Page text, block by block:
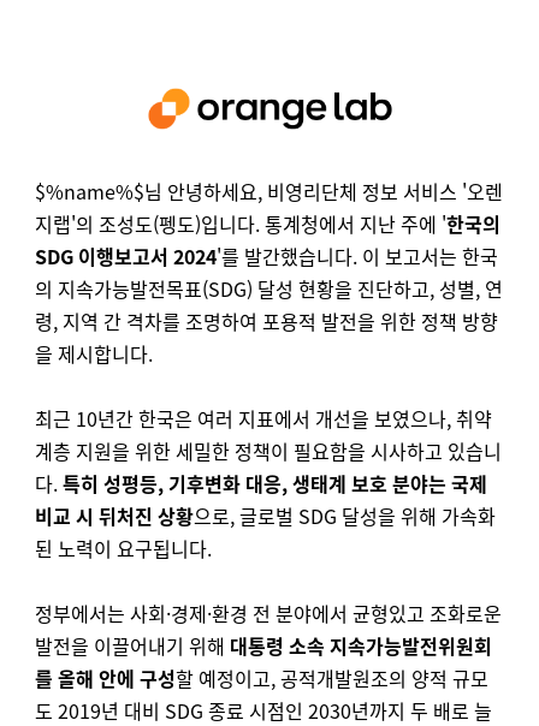
$%name%$님 안녕하세요, 비영리단체 정보 서비스 '오렌
지랩'의 조성도(펭도)입니다. 통계청에서 지난 주에 '한국의
SDG 이행보고서 2024'를 발간했습니다. 이 보고서는 한국
의 지속가능발전목표(SDG) 달성 현황을 진단하고, 성별, 연
령, 지역 간 격차를 조명하여 포용적 발전을 위한 정책 방향
을 제시합니다.
최근 10년간 한국은 여러 지표에서 개선을 보였으나, 취약
계층 지원을 위한 세밀한 정책이 필요함을 시사하고 있습니
다.특히 성평등, 기후변화 대응, 생태계 보호 분야는 국제
비교 시 뒤처진 상황으로, 글로벌 SDG 달성을 위해 가속화
된 노력이 요구됩니다.
정부에서는 사회·경제·환경 전 분야에서 균형있고 조화로운
발전을 이끌어내기 위해 대통령 소속 지속가능발전위원회
를 올해 안에 구성할 예정이고, 공적개발원조의 양적 규모
도 2019년 대비 SDG 종료 시점인 2030년까지 두 배로 늘